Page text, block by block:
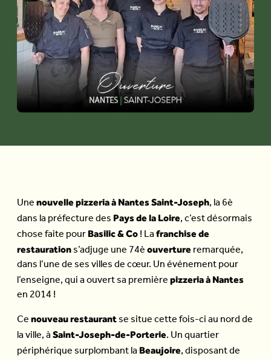
Une nouvelle pizzeria à Nantes Saint-Joseph, la 6è
dans la préfecture des Pays de la Loire, c’est désormais
chose faite pour Basilic & Co! La franchise de
restaurations’adjuge une 74è ouvertureremarquée,
dans l’une de ses villes de cœur. Un événement pour
l’enseigne, qui a ouvert sa première pizzeria à Nantes
en 2014 !
Ce nouveau restaurantse situe cette fois-ci au nord de
la ville, à Saint-Joseph-de-Porterie. Un quartier
périphérique surplombant la Beaujoire, disposant de